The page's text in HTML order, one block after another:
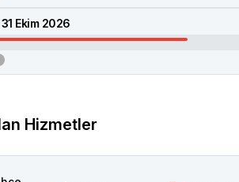
31 Ekim 2026
Hizmetler